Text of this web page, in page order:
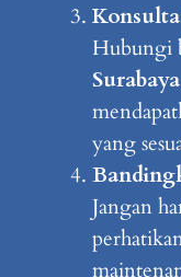
Hubungi
Surabaya
yang
Jangan